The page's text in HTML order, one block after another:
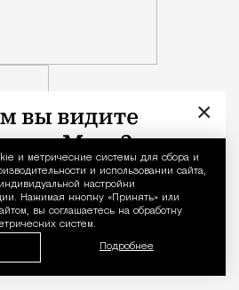
Уведомление
и метрические системы для сбора и
и использовании сайта,
настройки
Нажимая кнопку «Принять» или
вы соглашаетесь на обработку
систем.
Подробнее
×